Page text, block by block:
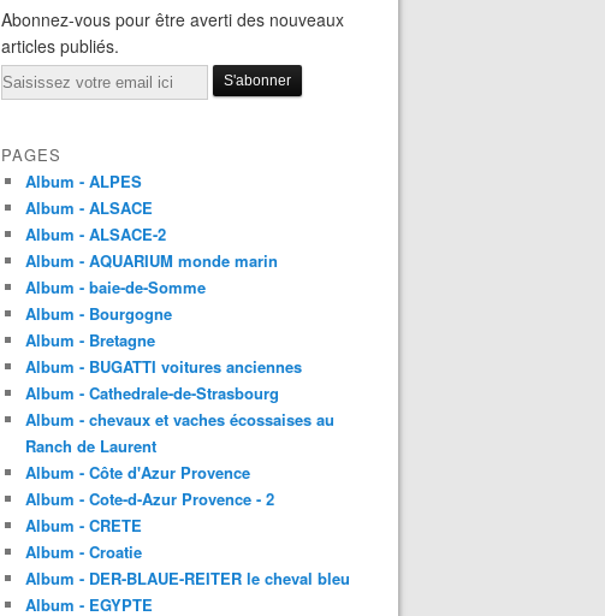
Abonnez-vous pour être averti des nouveaux
articles publiés.
Email
PAGES
Album - ALPES
Album - ALSACE
Album - ALSACE-2
Album - AQUARIUM monde marin
Album - baie-de-Somme
Album - Bourgogne
Album - Bretagne
Album - BUGATTI voitures anciennes
Album - Cathedrale-de-Strasbourg
Album - chevaux et vaches écossaises au
Ranch de Laurent
Album - Côte d'Azur Provence
Album - Cote-d-Azur Provence - 2
Album - CRETE
Album - Croatie
Album - DER-BLAUE-REITER le cheval bleu
Album - EGYPTE